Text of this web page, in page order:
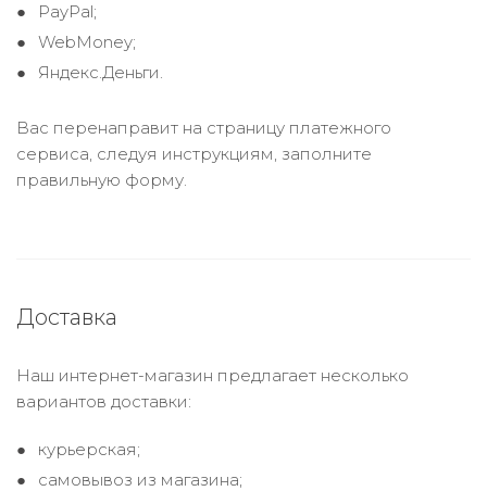
PayPal;
WebMoney;
Яндекс.Деньги.
Вас перенаправит на страницу платежного
сервиса, следуя инструкциям, заполните
правильную форму.
Доставка
Наш интернет-магазин предлагает несколько
вариантов доставки:
курьерская;
самовывоз из магазина;